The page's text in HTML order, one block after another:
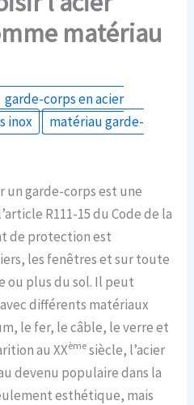
matériau
garde-corps en acier
inox
matériau garde-
un garde-corps est une
R111-15 du Code de la
de protection est
les fenêtres et sur toute
ou plus du sol. Il peut
différents matériaux
le fer, le câble, le verre et
au XXèmesiècle, l’acier
devenu populaire dans la
esthétique, mais